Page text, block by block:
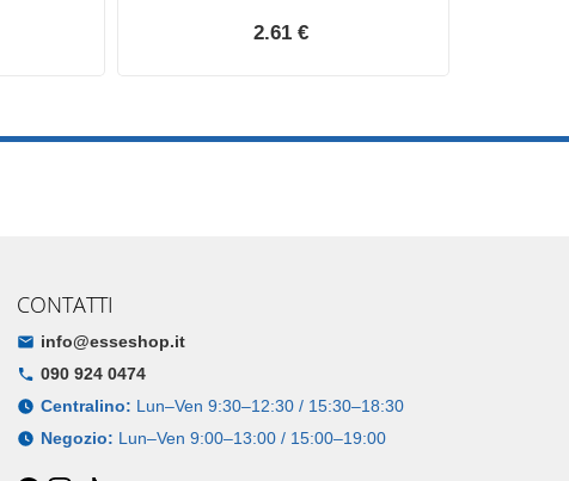
2.61 €
CONTATTI
info@esseshop.it
090 924 0474
Centralino: Lun–Ven 9:30–12:30 / 15:30–18:30
Negozio: Lun–Ven 9:00–13:00 / 15:00–19:00